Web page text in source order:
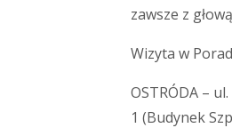
zawsze z
Wizyta w
OSTRÓDA –
1 (Budynek